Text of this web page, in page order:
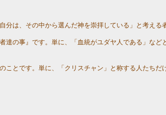
は、その中から選んだ神を崇拝している」と考える
の事』です。単に、「血統がユダヤ人である」など
とです。単に、「クリスチャン」と称する人たちだ